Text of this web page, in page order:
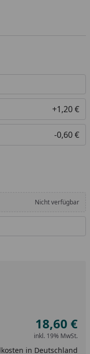
+1,20 €
-0,60 €
Nicht verfügbar
eingeben
um eins erhöhen
18,60 €
inkl. 19% MwSt.
in Deutschland